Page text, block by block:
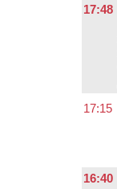
17:48
17:15
16:40